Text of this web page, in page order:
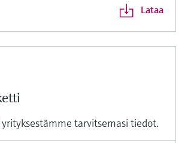
Lataa
tarvitsemasi tiedot.